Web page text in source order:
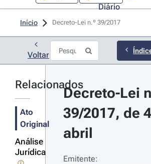
Diário
Início Decreto-Lei n.º 39/2017
Voltar
Relacionados
Ato
Original
Análise
Jurídica
Decreto-Lei
39/2017, de
abril
Emitente: